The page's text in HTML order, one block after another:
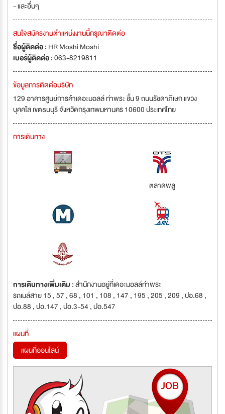
- และอื่นๆ
สนใจสมัครงานตำแหน่งงานนี้กรุณาติดต่อ
ชื่อผู้ติดต่อ : HR Moshi Moshi
เบอร์ผู้ติดต่อ :063-8219811
ข้อมูลการติดต่อบริษัท
129 อาคารศูนย์การค้าเดอะมอลล์ ท่าพระ ชั้น 9 ถนนรัชดาภิเษก แขวง
บุคคโล เขตธนบุรี จังหวัดกรุงเทพมหานคร 10600 ประเทศไทย
การเดินทาง
ตลาดพลู
การเดินทางเพิ่มเติม :สำนักงานอยู่ที่เดอะมอลล์ท่าพระ
รถเมล์สาย 15 , 57 , 68 , 101 , 108 , 147 , 195 , 205 , 209 , ปอ.68 ,
ปอ.88 , ปอ.147 , ปอ.3-54 , ปอ.547
แผนที่
แผนที่ออนไลน์